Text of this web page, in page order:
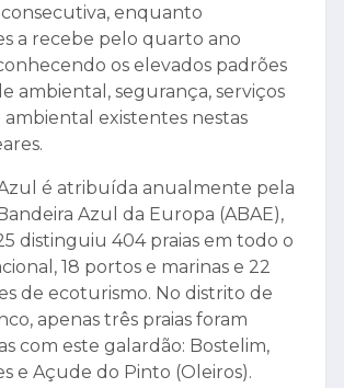
enquanto
a recebe pelo quarto ano
os elevados padrões
ambiental, segurança, serviços
existentes nestas
é atribuída anualmente pela
Azul da Europa (ABAE),
distinguiu 404 praias em todo o
18 portos e marinas e 22
de ecoturismo. No distrito de
apenas três praias foram
com este galardão: Bostelim,
e Açude do Pinto (Oleiros).